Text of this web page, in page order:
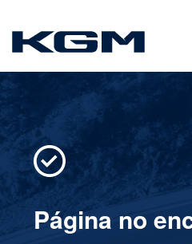
Página no